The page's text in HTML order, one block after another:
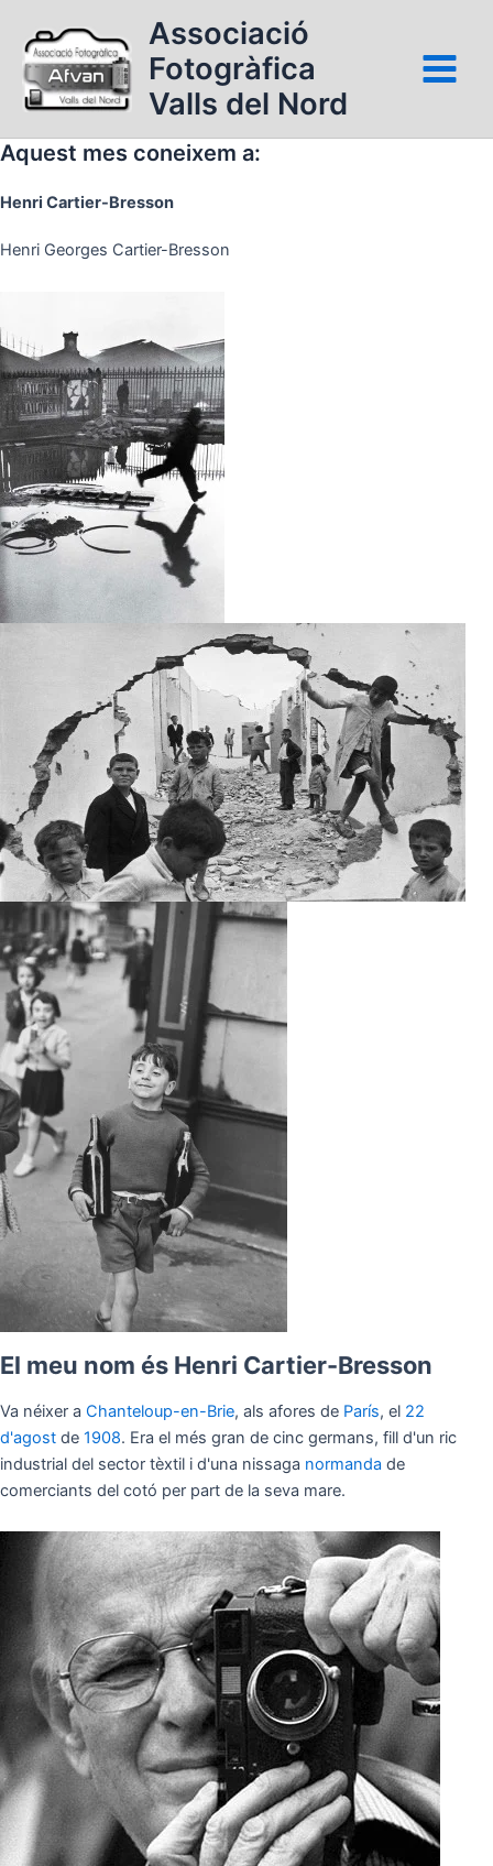
contingut
Associació
Fotogràfica
Valls del Nord
Aquest mes coneixem a:
Henri Cartier-Bresson
Henri Georges Cartier-Bresson
El meu nom és Henri Cartier-Bresson
Va néixer a Chanteloup-en-Brie, als afores de París, el 22
d'agost de 1908. Era el més gran de cinc germans, fill d'un ric
industrial del sector tèxtil i d'una nissaga normanda de
comerciants del cotó per part de la seva mare.